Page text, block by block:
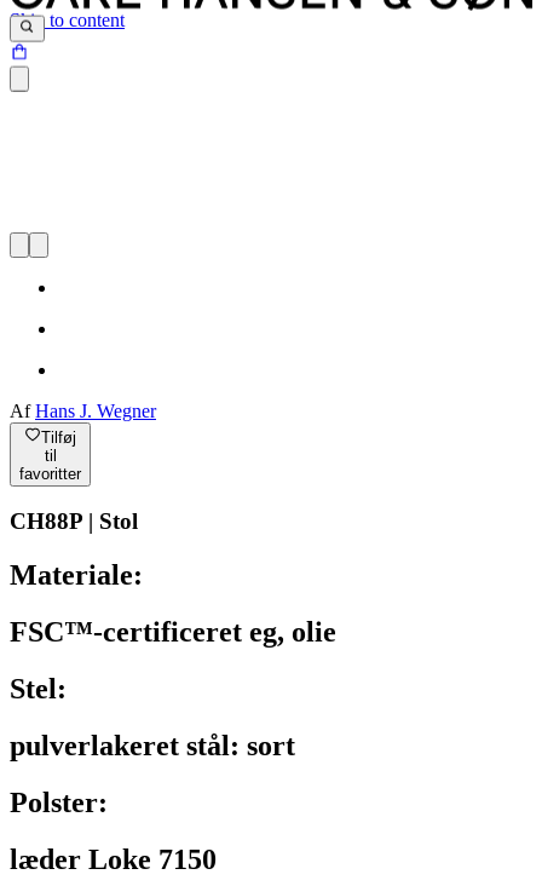
Skip to content
AfHans J. Wegner
Tilføj
til
favoritter
CH88P | Stol
Materiale:
FSC™-certificeret eg, olie
Stel:
pulverlakeret stål: sort
Polster:
læder Loke 7150